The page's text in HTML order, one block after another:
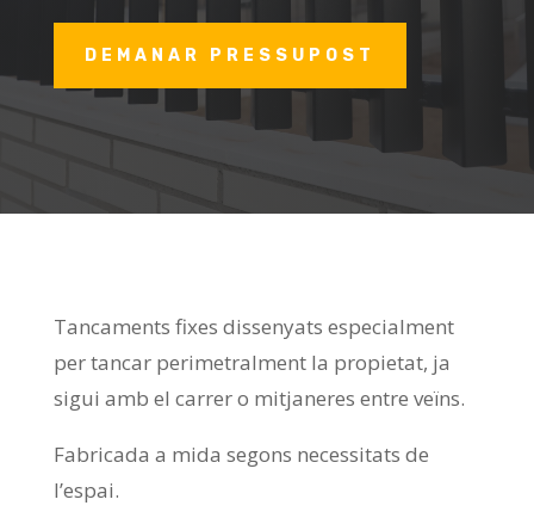
DEMANAR PRESSUPOST
Tancaments fixes dissenyats especialment
per tancar perimetralment la propietat, ja
sigui amb el carrer o mitjaneres entre veïns.
Fabricada a mida segons necessitats de
l’espai.